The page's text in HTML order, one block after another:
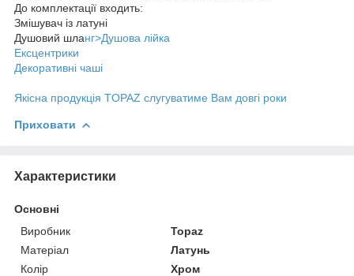
До комплектації входить:
Змішувач із латуні
Душовий шланг>Душова лійка
Ексцентрики
Декоративні чаші
Якісна продукція TOPAZ слугуватиме Вам довгі роки
Приховати
Характеристики
Основні
Виробник
Topaz
Матеріал
Латунь
Колір
Хром